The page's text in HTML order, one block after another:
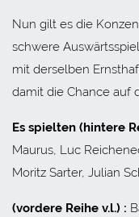
Nun gilt es die
schwere
mit derselben
damit die Chance auf
Es spielten (hintere
Maurus, Luc
Moritz Sarter, Julian
(vordere Reihe v.l.) :